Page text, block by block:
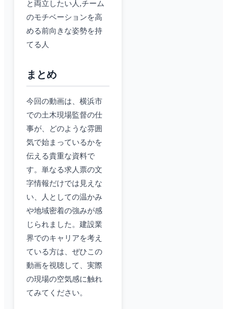
と両立したい人,チーム
のモチベーションを高
める前向きな姿勢を持
てる人
まとめ
今回の動画は、横浜市
での土木現場監督の仕
事が、どのような雰囲
気で始まっているかを
伝える貴重な資料で
す。単なる求人票の文
字情報だけでは見えな
い、人としての温かみ
や地域密着の強みが感
じられました。建設業
界でのキャリアを考え
ている方は、ぜひこの
動画を視聴して、実際
の現場の空気感に触れ
てみてください。